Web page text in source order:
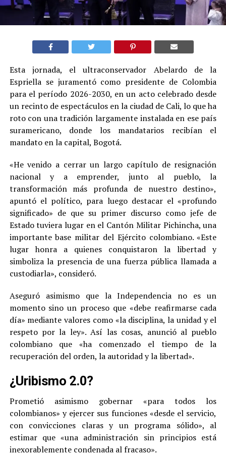
Esta jornada, el ultraconservador Abelardo de la
Espriella se juramentó como presidente de Colombia
para el período 2026-2030, en un acto celebrado desde
un recinto de espectáculos en la ciudad de Cali, lo que ha
roto con una tradición largamente instalada en ese país
suramericano, donde los mandatarios recibían el
mandato en la capital, Bogotá.
«He venido a cerrar un largo capítulo de resignación
nacional y a emprender, junto al pueblo, la
transformación más profunda de nuestro destino»,
apuntó el político, para luego destacar el «profundo
significado» de que su primer discurso como jefe de
Estado tuviera lugar en el Cantón Militar Pichincha, una
importante base militar del Ejército colombiano. «Este
lugar honra a quienes conquistaron la libertad y
simboliza la presencia de una fuerza pública llamada a
custodiarla», consideró.
Aseguró asimismo que la Independencia no es un
momento sino un proceso que «debe reafirmarse cada
día» mediante valores como «la disciplina, la unidad y el
respeto por la ley». Así las cosas, anunció al pueblo
colombiano que «ha comenzado el tiempo de la
recuperación del orden, la autoridad y la libertad».
¿Uribismo 2.0?
Prometió asimismo gobernar «para todos los
colombianos» y ejercer sus funciones «desde el servicio,
con convicciones claras y un programa sólido», al
estimar que «una administración sin principios está
inexorablemente condenada al fracaso».